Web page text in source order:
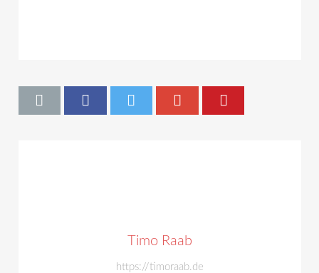
Timo Raab
https://timoraab.de